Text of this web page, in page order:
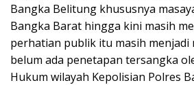
Bangka Belitung khususnya
Bangka Barat hingga kini masih
perhatian publik itu masih
belum ada penetapan tersangka
Hukum wilayah Kepolisian Polres